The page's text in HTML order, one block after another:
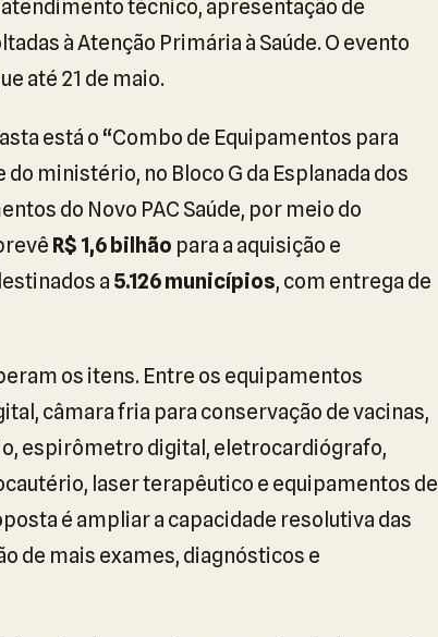
técnico, apresentação de
à Atenção Primária à Saúde. O evento
até 21 de maio.
está o “Combo de Equipamentos para
ministério, no Bloco G da Esplanada dos
do Novo PAC Saúde, por meio do
R$ 1,6 bilhão para a aquisição e
a 5.126 municípios, com entrega de
os itens. Entre os equipamentos
câmara fria para conservação de vacinas,
espirômetro digital, eletrocardiógrafo,
laser terapêutico e equipamentos de
é ampliar a capacidade resolutiva das
de mais exames, diagnósticos e